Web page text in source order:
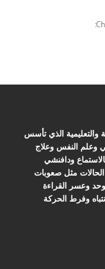
والتعليمية الذي تأسس
وعلم النفس وعلاج
ودافنشي
مثل صعوبات
وعسر القراءة
وفرط الحركة